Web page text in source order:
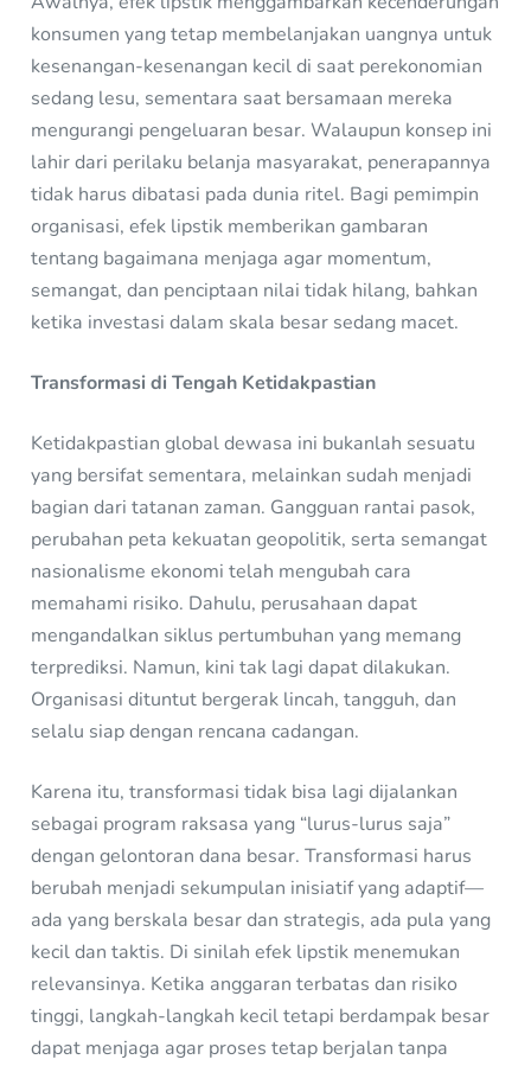
konsumen yang tetap membelanjakan uangnya untuk
kesenangan-kesenangan kecil di saat perekonomian
sedang lesu, sementara saat bersamaan mereka
mengurangi pengeluaran besar. Walaupun konsep ini
lahir dari perilaku belanja masyarakat, penerapannya
tidak harus dibatasi pada dunia ritel. Bagi pemimpin
organisasi, efek lipstik memberikan gambaran
tentang bagaimana menjaga agar momentum,
semangat, dan penciptaan nilai tidak hilang, bahkan
ketika investasi dalam skala besar sedang macet.
Transformasi di Tengah Ketidakpastian
Ketidakpastian global dewasa ini bukanlah sesuatu
yang bersifat sementara, melainkan sudah menjadi
bagian dari tatanan zaman. Gangguan rantai pasok,
perubahan peta kekuatan geopolitik, serta semangat
nasionalisme ekonomi telah mengubah cara
memahami risiko. Dahulu, perusahaan dapat
mengandalkan siklus pertumbuhan yang memang
terprediksi. Namun, kini tak lagi dapat dilakukan.
Organisasi dituntut bergerak lincah, tangguh, dan
selalu siap dengan rencana cadangan.
Karena itu, transformasi tidak bisa lagi dijalankan
sebagai program raksasa yang “lurus-lurus saja”
dengan gelontoran dana besar. Transformasi harus
berubah menjadi sekumpulan inisiatif yang adaptif—
ada yang berskala besar dan strategis, ada pula yang
kecil dan taktis. Di sinilah efek lipstik menemukan
relevansinya. Ketika anggaran terbatas dan risiko
tinggi, langkah-langkah kecil tetapi berdampak besar
dapat menjaga agar proses tetap berjalan tanpa